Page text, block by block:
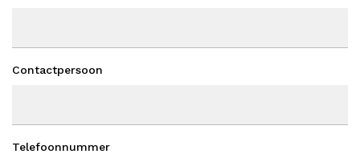
Contactpersoon
Telefoonnummer